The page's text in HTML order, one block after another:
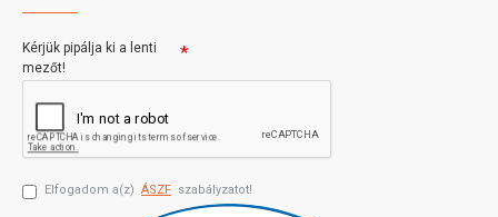
Kérjük pipálja ki a lenti
mezőt!
Elfogadom a(z) ÁSZF szabályzatot!